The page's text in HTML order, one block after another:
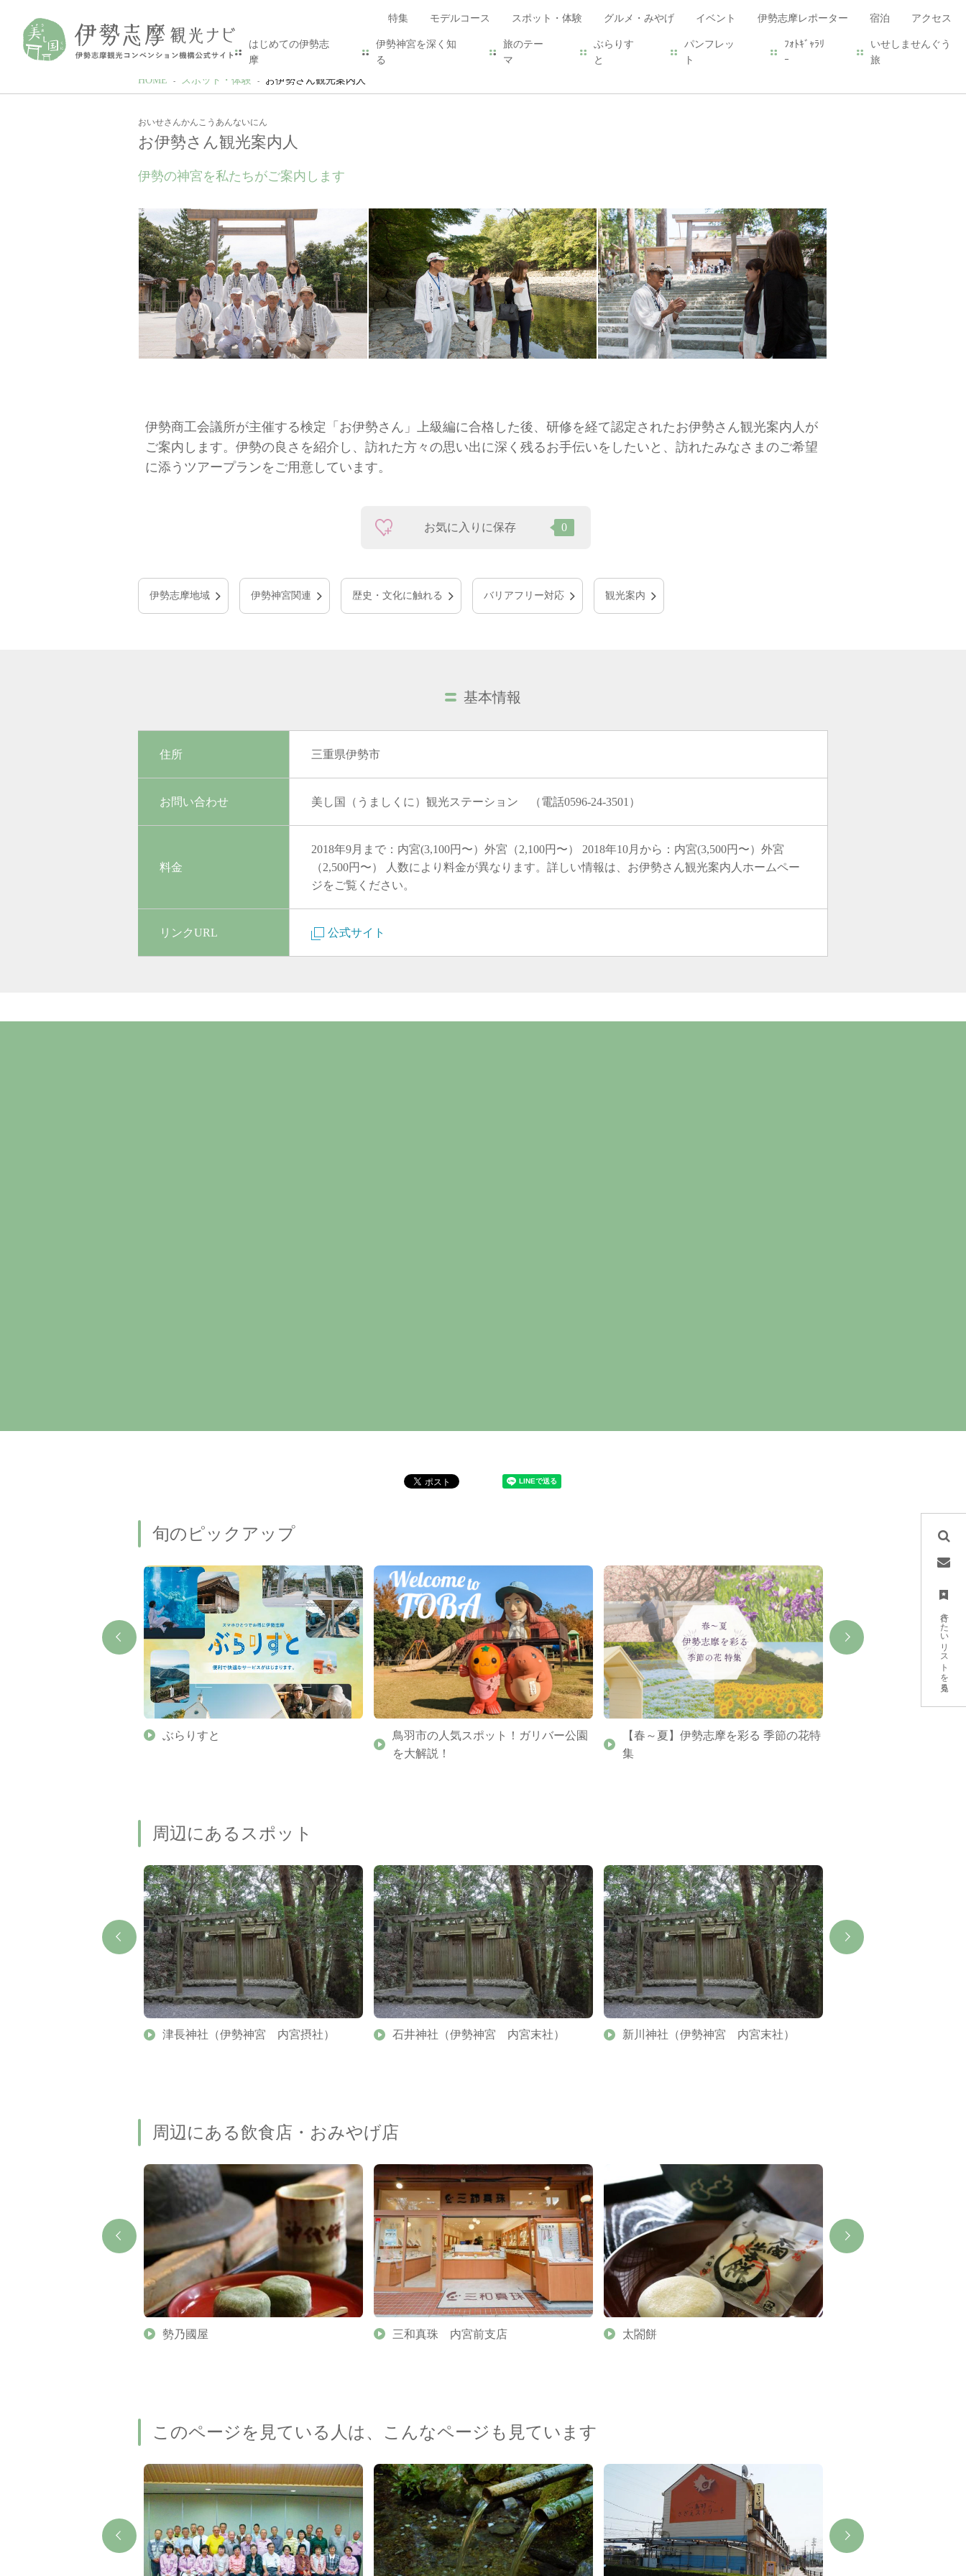
特集 モデルコース スポット・体験 グルメ・みやげ イベント 伊勢志摩レポーター 宿泊 アクセス
はじめての伊勢志
摩
伊勢神宮を深く知
る
旅のテー
マ
ぶらりす
と
パンフレッ
ト
ﾌｫﾄｷﾞｬﾗﾘ
ｰ
いせしませんぐう
旅
行きたいリストを見る
HOME スポット・体験 お伊勢さん観光案内人
おいせさんかんこうあんないにん
お伊勢さん観光案内人
伊勢の神宮を私たちがご案内します
伊勢商工会議所が主催する検定「お伊勢さん」上級編に合格した後、研修を経て認定されたお伊勢さん観光案内人が
ご案内します。伊勢の良さを紹介し、訪れた方々の思い出に深く残るお手伝いをしたいと、訪れたみなさまのご希望
に添うツアープランをご用意しています。
お気に入りに保存 0
伊勢志摩地域 伊勢神宮関連 歴史・文化に触れる バリアフリー対応 観光案内
基本情報
住所 三重県伊勢市
お問い合わせ 美し国（うましくに）観光ステーション （電話0596-24-3501）
料金
2018年9月まで：内宮(3,100円〜）外宮（2,100円〜） 2018年10月から：内宮(3,500円〜）外宮
（2,500円〜） 人数により料金が異なります。詳しい情報は、お伊勢さん観光案内人ホームペー
ジをご覧ください。
リンクURL 公式サイト
旬のピックアップ
ぶらりすと
鳥羽市の人気スポット！ガリバー公園
を大解説！
【春～夏】伊勢志摩を彩る 季節の花特
集
周辺にあるスポット
津長神社（伊勢神宮 内宮摂社） 石井神社（伊勢神宮 内宮末社） 新川神社（伊勢神宮 内宮末社）
周辺にある飲食店・おみやげ店
勢乃國屋 三和真珠 内宮前支店 太閤餅
このページを見ている人は、こんなページも見ています